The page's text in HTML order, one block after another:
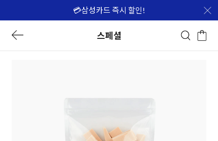
💳삼성카드 즉시 할인!
스페셜